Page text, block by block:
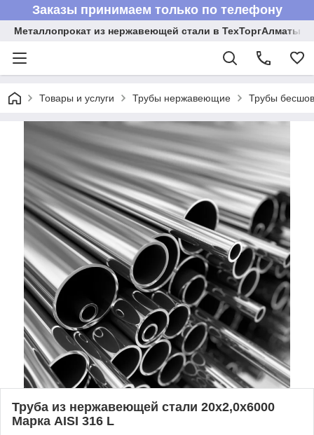
Заказы принимаем только по телефону
Металлопрокат из нержавеющей стали в ТехТоргАлматы
Товары и услуги Трубы нержавеющие Трубы
Труба из нержавеющей стали 20х2,0х6000
Марка AISI 316 L